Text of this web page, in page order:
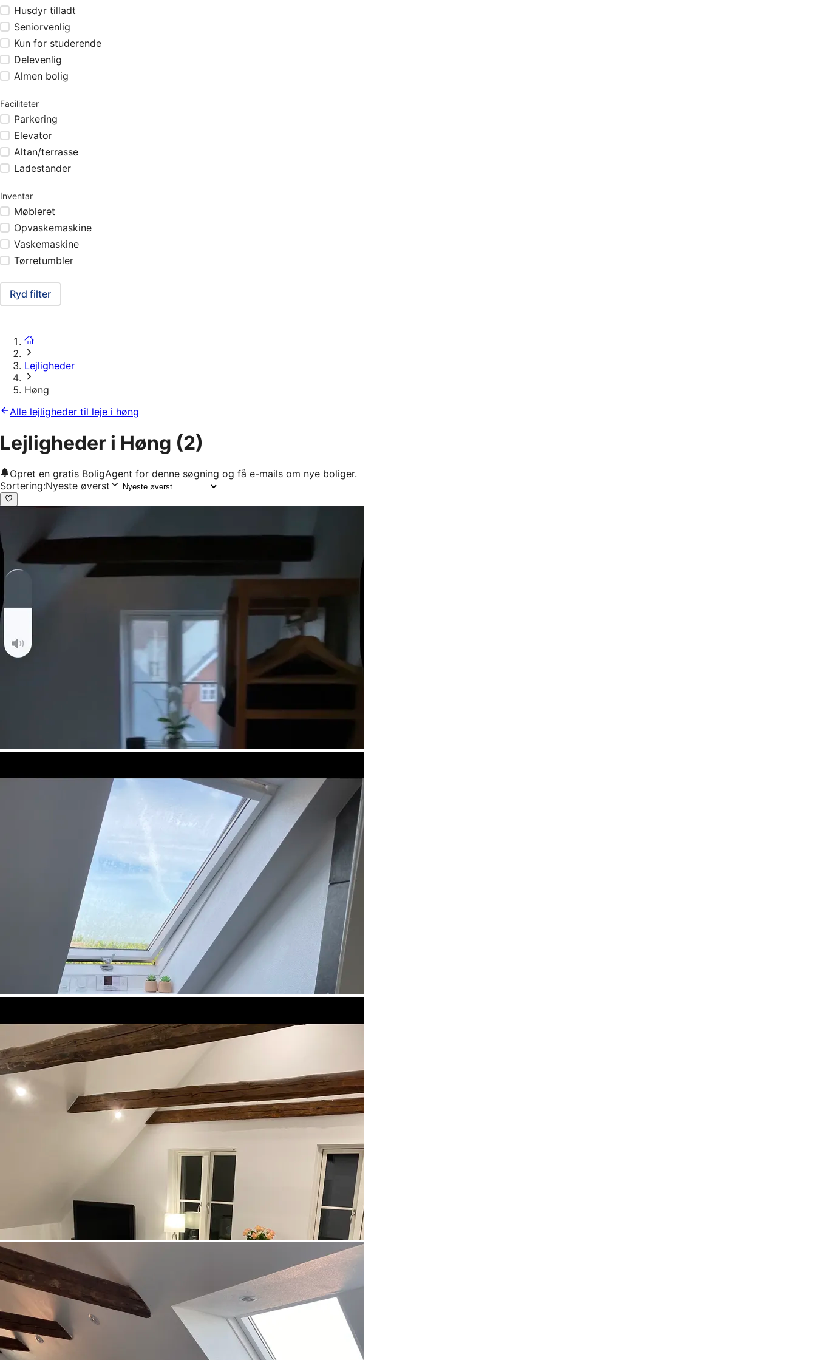
Husdyr tilladt
Seniorvenlig
Kun for studerende
Delevenlig
Almen bolig
Faciliteter
Parkering
Elevator
Altan/terrasse
Ladestander
Inventar
Møbleret
Opvaskemaskine
Vaskemaskine
Tørretumbler
Ryd filter
Lejligheder
Høng
Alle lejligheder til leje i høng
Lejligheder i Høng (2)
Opret en gratis BoligAgent for denne søgning og få e-mails om nye boliger.
Sortering:Nyeste øverst